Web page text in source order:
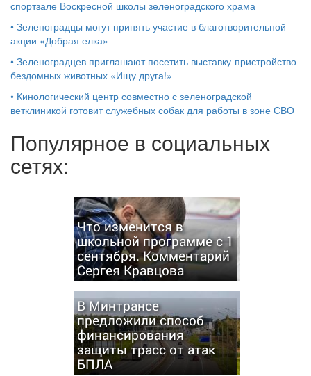
спортзале Воскресной школы зеленоградского храма
• Зеленоградцы могут принять участие в благотворительной
акции «Добрая елка»
• Зеленоградцев приглашают посетить выставку-пристройство
бездомных животных «Ищу друга!»
• Кинологический центр совместно с зеленоградской
ветклиникой готовит служебных собак для работы в зоне СВО
Популярное в социальных
сетях:
Что изменится в
школьной программе с 1
сентября. Комментарий
Сергея Кравцова
В Минтрансе
предложили способ
финансирования
защиты трасс от атак
БПЛА